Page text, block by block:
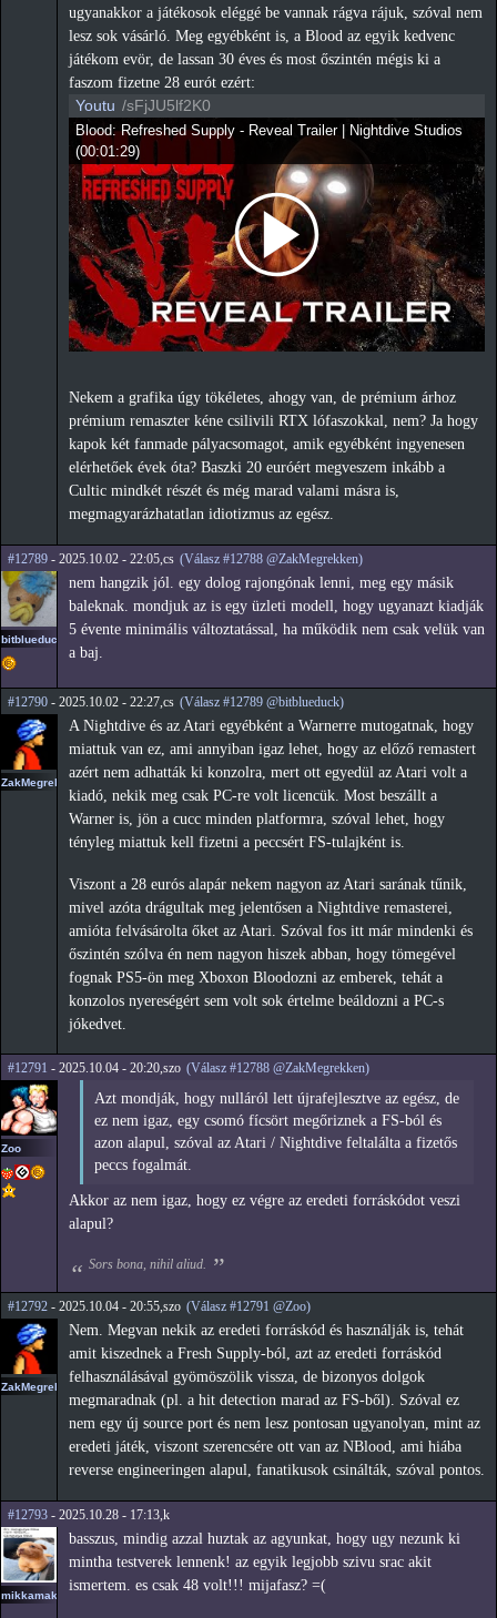
ugyanakkor a játékosok eléggé be vannak rágva rájuk, szóval nem
lesz sok vásárló. Meg egyébként is, a Blood az egyik kedvenc
játékom evör, de lassan 30 éves és most őszintén mégis ki a
faszom fizetne 28 eurót ezért:
Youtu /sFjJU5lf2K0
Blood: Refreshed Supply - Reveal Trailer | Nightdive Studios
(00:01:29)
Nekem a grafika úgy tökéletes, ahogy van, de prémium árhoz
prémium remaszter kéne csilivili RTX lófaszokkal, nem? Ja hogy
kapok két fanmade pályacsomagot, amik egyébként ingyenesen
elérhetőek évek óta? Baszki 20 euróért megveszem inkább a
Cultic mindkét részét és még marad valami másra is,
megmagyarázhatatlan idiotizmus az egész.
#12789 - 2025.10.02 - 22:05,cs (Válasz #12788 @ZakMegrekken)
bitblueduck
nem hangzik jól. egy dolog rajongónak lenni, meg egy másik
baleknak. mondjuk az is egy üzleti modell, hogy ugyanazt kiadják
5 évente minimális változtatással, ha működik nem csak velük van
a baj.
#12790 - 2025.10.02 - 22:27,cs (Válasz #12789 @bitblueduck)
ZakMegrekken
A Nightdive és az Atari egyébként a Warnerre mutogatnak, hogy
miattuk van ez, ami annyiban igaz lehet, hogy az előző remastert
azért nem adhatták ki konzolra, mert ott egyedül az Atari volt a
kiadó, nekik meg csak PC-re volt licencük. Most beszállt a
Warner is, jön a cucc minden platformra, szóval lehet, hogy
tényleg miattuk kell fizetni a peccsért FS-tulajként is.
Viszont a 28 eurós alapár nekem nagyon az Atari sarának tűnik,
mivel azóta drágultak meg jelentősen a Nightdive remasterei,
amióta felvásárolta őket az Atari. Szóval fos itt már mindenki és
őszintén szólva én nem nagyon hiszek abban, hogy tömegével
fognak PS5-ön meg Xboxon Bloodozni az emberek, tehát a
konzolos nyereségért sem volt sok értelme beáldozni a PC-s
jókedvet.
#12791 - 2025.10.04 - 20:20,szo (Válasz #12788 @ZakMegrekken)
Zoo
Azt mondják, hogy nulláról lett újrafejlesztve az egész, de
ez nem igaz, egy csomó fícsört megőriznek a FS-ból és
azon alapul, szóval az Atari / Nightdive feltalálta a fizetős
peccs fogalmát.
Akkor az nem igaz, hogy ez végre az eredeti forráskódot veszi
alapul?
Sors bona, nihil aliud.
#12792 - 2025.10.04 - 20:55,szo (Válasz #12791 @Zoo)
ZakMegrekken
Nem. Megvan nekik az eredeti forráskód és használják is, tehát
amit kiszednek a Fresh Supply-ból, azt az eredeti forráskód
felhasználásával gyömöszölik vissza, de bizonyos dolgok
megmaradnak (pl. a hit detection marad az FS-ből). Szóval ez
nem egy új source port és nem lesz pontosan ugyanolyan, mint az
eredeti játék, viszont szerencsére ott van az NBlood, ami hiába
reverse engineeringen alapul, fanatikusok csinálták, szóval pontos.
#12793 - 2025.10.28 - 17:13,k
mikkamakka
basszus, mindig azzal huztak az agyunkat, hogy ugy nezunk ki
mintha testverek lennenk! az egyik legjobb szivu srac akit
ismertem. es csak 48 volt!!! mijafasz? =(